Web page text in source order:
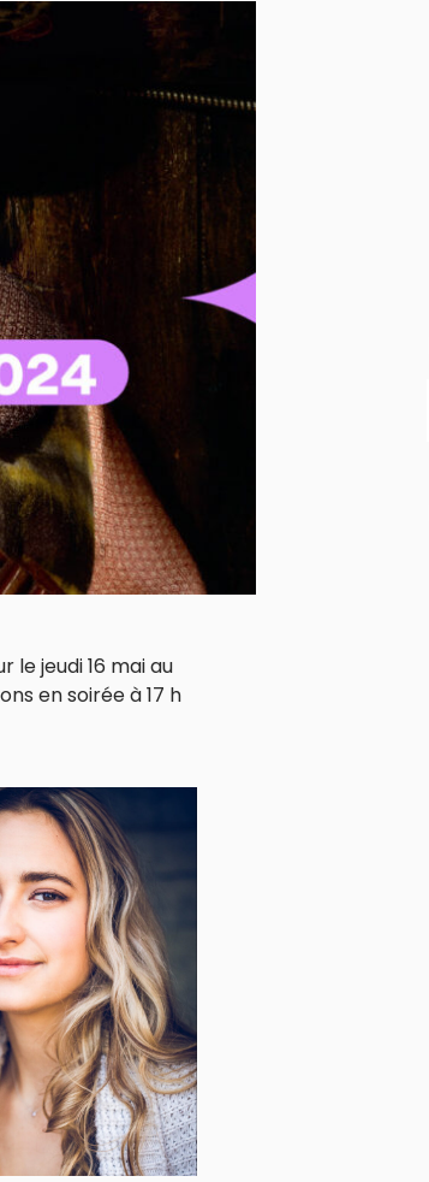
le jeudi 16 mai au
en soirée à 17 h